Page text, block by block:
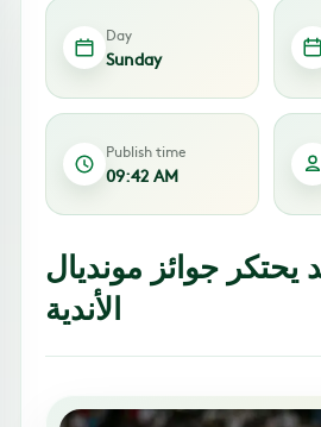
Day
Sunday
Publish time
09:42 AM
يحتكر جوائز مونديال
الأندية